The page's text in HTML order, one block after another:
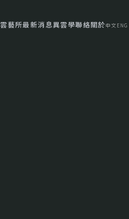
雲藝所最新消息異雲學聯絡關於中文